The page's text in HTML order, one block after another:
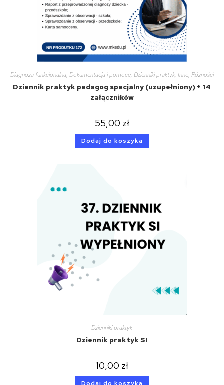
Diagnoza funkcjonalna, Dokumentacja i pomoce, Dzienniki praktyk, Inne, Różności
Dziennik praktyk pedagog specjalny (uzupełniony) + 14
załączników
55,00 zł
Dodaj do koszyka
Dzienniki praktyk
Dziennik praktyk SI
10,00 zł
Dodaj do koszyka